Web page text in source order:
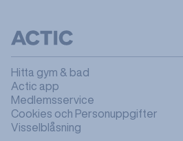
Hitta gym & bad
Actic app
Medlemsservice
Cookies och Personuppgifter
Visselblåsning